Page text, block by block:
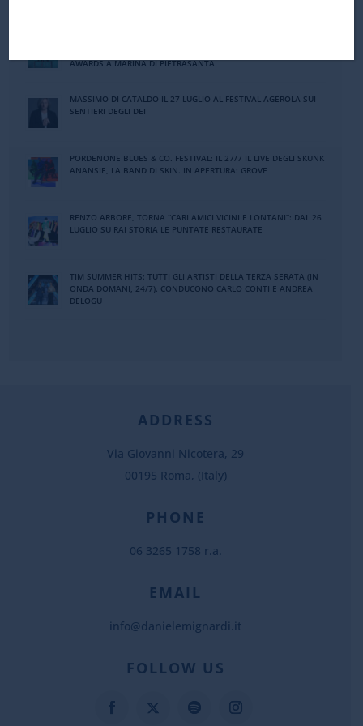
AWARDS A MARINA DI PIETRASANTA
MASSIMO DI CATALDO IL 27 LUGLIO AL FESTIVAL AGEROLA SUI
SENTIERI DEGLI DEI
PORDENONE BLUES & CO. FESTIVAL: IL 27/7 IL LIVE DEGLI SKUNK
ANANSIE, LA BAND DI SKIN. IN APERTURA: GROVE
RENZO ARBORE, TORNA “CARI AMICI VICINI E LONTANI”: DAL 26
LUGLIO SU RAI STORIA LE PUNTATE RESTAURATE
TIM SUMMER HITS: TUTTI GLI ARTISTI DELLA TERZA SERATA (IN
ONDA DOMANI, 24/7). CONDUCONO CARLO CONTI E ANDREA
DELOGU
ADDRESS
Via Giovanni Nicotera, 29
00195 Roma, (Italy)
PHONE
06 3265 1758 r.a.
EMAIL
info@danielemignardi.it
FOLLOW US